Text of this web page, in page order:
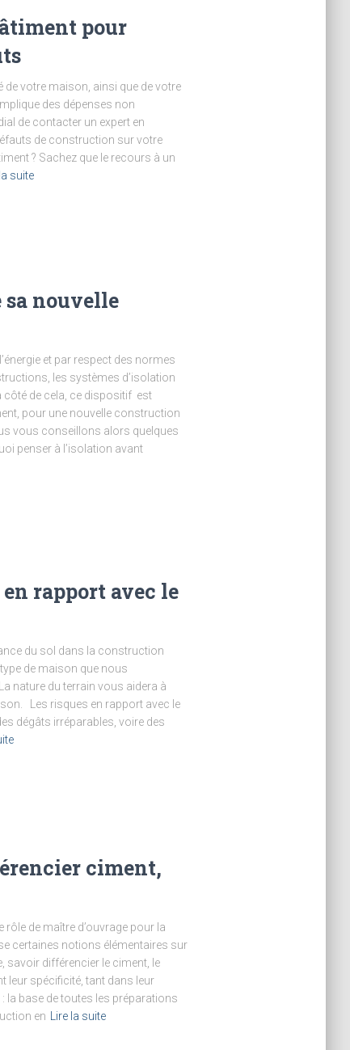
pour
de votre maison, ainsi que de votre
des dépenses non
de contacter un expert en
de construction sur votre
? Sachez que le recours à un
la suite
sa nouvelle
et par respect des normes
les systèmes d’isolation
côté de cela, ce dispositif est
pour une nouvelle construction
vous conseillons alors quelques
penser à l’isolation avant
rapport avec le
du sol dans la construction
de maison que nous
nature du terrain vous aidera à
Les risques en rapport avec le
dégâts irréparables, voire des
ciment,
rôle de maître d’ouvrage pour la
certaines notions élémentaires sur
savoir différencier le ciment, le
leur spécificité, tant dans leur
base de toutes les préparations
en
Lire la suite